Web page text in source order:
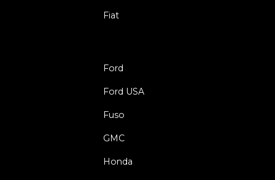
Fiat
Ford
Ford USA
Fuso
GMC
Honda